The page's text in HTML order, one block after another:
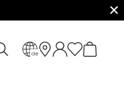
✕
de